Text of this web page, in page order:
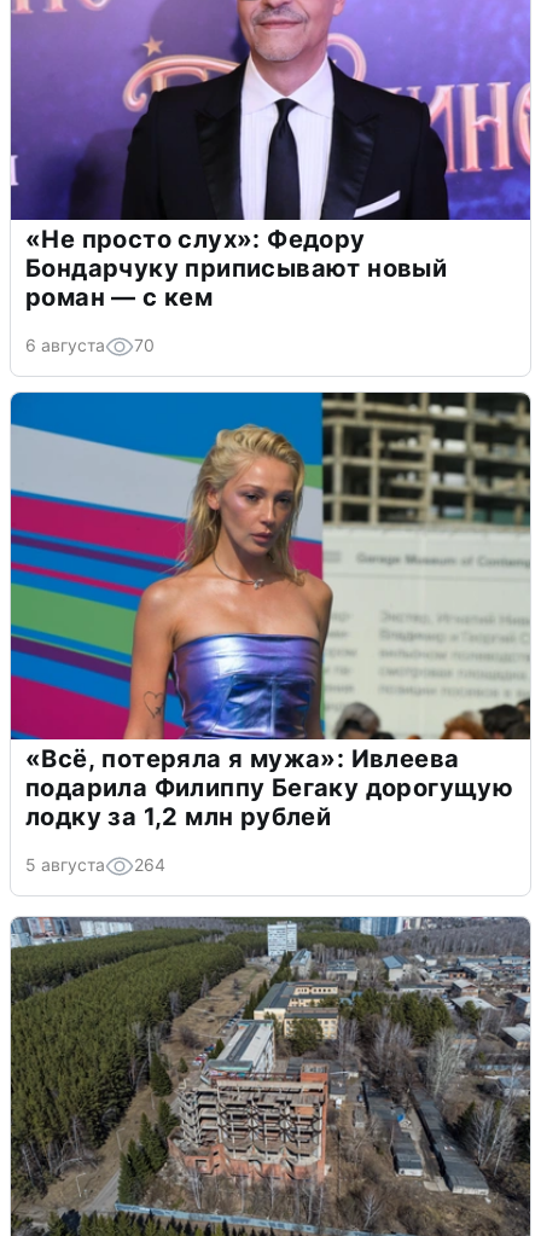
«Не просто слух»: Федору
Бондарчуку приписывают новый
роман — с кем
6 августа 70
«Всё, потеряла я мужа»: Ивлеева
подарила Филиппу Бегаку дорогущую
лодку за 1,2 млн рублей
5 августа 264